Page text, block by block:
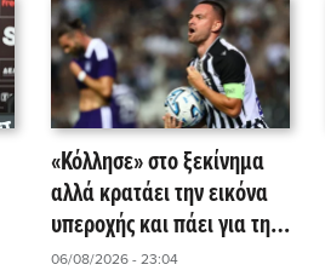
«Κόλλησε» στο ξεκίνημα
αλλά κρατάει την εικόνα
υπεροχής και πάει για την
ανατροπή στις Βρυξέλλες!
06/08/2026 - 23:04